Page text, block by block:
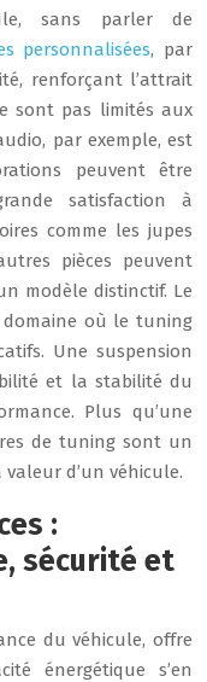
sans parler de
personnalisées, par
renforçant l’attrait
sont pas limités aux
par exemple, est
peuvent être
satisfaction à
comme les jupes
pièces peuvent
modèle distinctif. Le
où le tuning
Une suspension
et la stabilité du
Plus qu’une
de tuning sont un
d’un véhicule.
:
sécurité et
du véhicule, offre
énergétique s’en